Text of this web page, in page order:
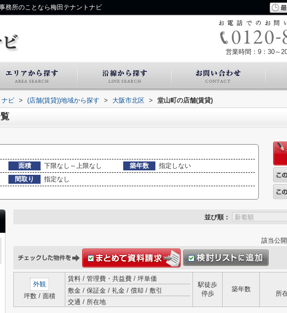
務所のことなら梅田テナントナビ
営業時間：9：30～
ナビ > (店舗(賃貸))地域から探す > 大阪市北区 > 堂山町の店舗(賃貸)
面積 下限なし～上限なし 築年数
指定しない
間取り
指定なし
並び順：
該当公
外観
坪数 / 面積
賃料 / 管理費・共益費 / 坪単価
敷金 / 保証金 / 礼金 / 償却 / 敷引
交通 / 所在地
駅徒歩
停歩
築年数
所